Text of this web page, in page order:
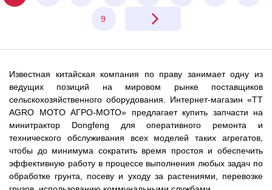
9
Известная китайская компания по праву занимает одну из
ведущих позиций на мировом рынке поставщиков
сельскохозяйственного оборудования. Интернет-магазин «TT
AGRO MOTO АГРО-МОТО» предлагает купить запчасти на
минитрактор Dongfeng для оперативного ремонта и
технического обслуживания всех моделей таких агрегатов,
чтобы до минимума сократить время простоя и обеспечить
эффективную работу в процессе выполнения любых задач по
обработке грунта, посеву и уходу за растениями, перевозке